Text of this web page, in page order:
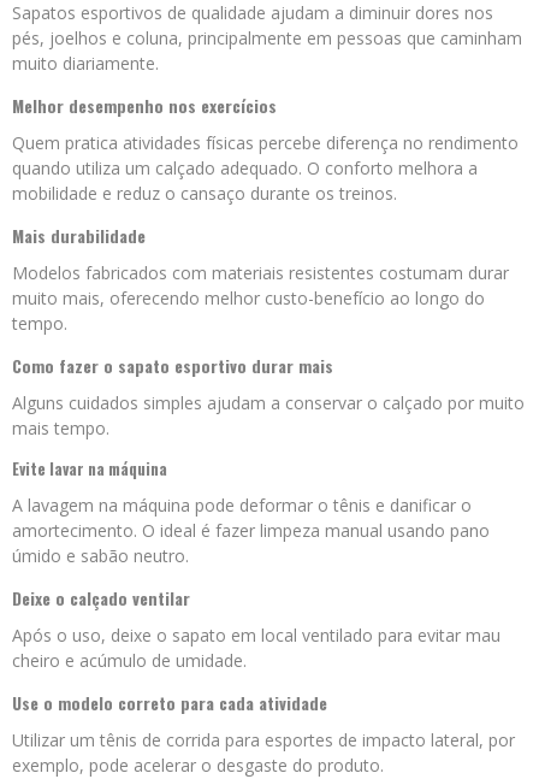
Sapatos esportivos de qualidade ajudam a diminuir dores nos
pés, joelhos e coluna, principalmente em pessoas que caminham
muito diariamente.
Melhor desempenho nos exercícios
Quem pratica atividades físicas percebe diferença no rendimento
quando utiliza um calçado adequado. O conforto melhora a
mobilidade e reduz o cansaço durante os treinos.
Mais durabilidade
Modelos fabricados com materiais resistentes costumam durar
muito mais, oferecendo melhor custo-benefício ao longo do
tempo.
Como fazer o sapato esportivo durar mais
Alguns cuidados simples ajudam a conservar o calçado por muito
mais tempo.
Evite lavar na máquina
A lavagem na máquina pode deformar o tênis e danificar o
amortecimento. O ideal é fazer limpeza manual usando pano
úmido e sabão neutro.
Deixe o calçado ventilar
Após o uso, deixe o sapato em local ventilado para evitar mau
cheiro e acúmulo de umidade.
Use o modelo correto para cada atividade
Utilizar um tênis de corrida para esportes de impacto lateral, por
exemplo, pode acelerar o desgaste do produto.